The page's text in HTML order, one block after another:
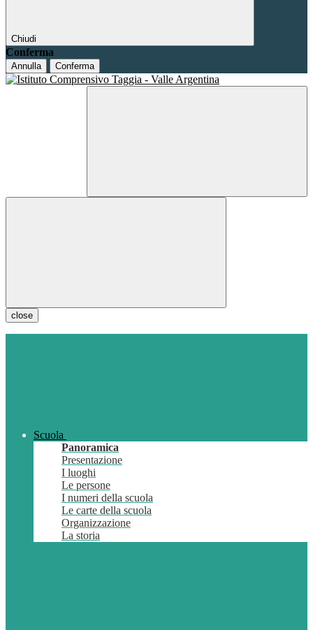
Chiudi
Conferma
Annulla Conferma
close
Scuola
Panoramica
Presentazione
I luoghi
Le persone
I numeri della scuola
Le carte della scuola
Organizzazione
La storia